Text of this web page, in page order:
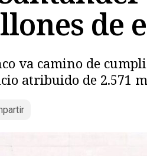
de
va camino de
atribuido de 2.571